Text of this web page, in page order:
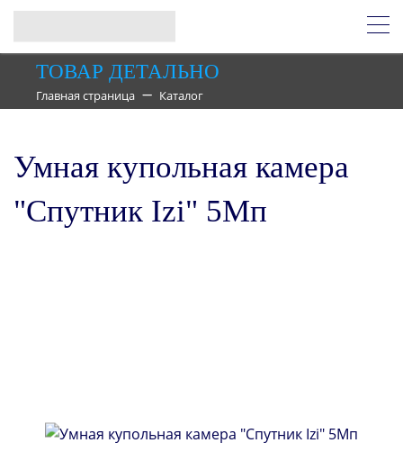
ТОВАР ДЕТАЛЬНО
Главная страница Каталог
Умная купольная камера
"Спутник Izi" 5Мп